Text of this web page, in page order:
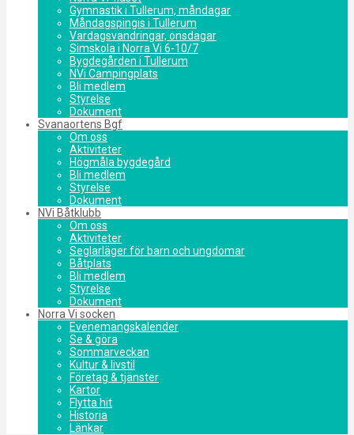
Gymnastik i Tullerum, måndagar
Måndagspingis i Tullerum
Vardagsvandringar, onsdagar
Simskola i Norra Vi 6-10/7
Bygdegården i Tullerum
NVi Campingplats
Bli medlem
Styrelse
Dokument
Svanaortens Bgf
Om oss
Aktiviteter
Högmåla bygdegård
Bli medlem
Styrelse
Dokument
NVi Båtklubb
Om oss
Aktiviteter
Seglarläger för barn och ungdomar
Båtplats
Bli medlem
Styrelse
Dokument
Norra Vi socken
Evenemangskalender
Se & göra
Sommarveckan
Kultur & livstil
Företag & tjänster
Kartor
Flytta hit
Historia
Länkar